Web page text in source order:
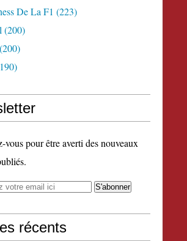
De La F1 (223)
(200)
vous pour être averti des nouveaux
récents